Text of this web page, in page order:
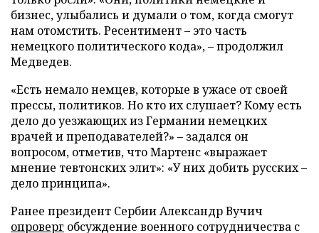
бизнес, улыбались и думали о том, когда смогут
нам отомстить. Ресентимент – это часть
немецкого политического кода», – продолжил
Медведев.
«Есть немало немцев, которые в ужасе от своей
прессы, политиков. Но кто их слушает? Кому есть
дело до уезжающих из Германии немецких
врачей и преподавателей?» – задался он
вопросом, отметив, что Мартенс «выражает
мнение тевтонских элит»: «У них добить русских –
дело принципа».
Ранее президент Сербии Александр Вучич
опроверг обсуждение военного сотрудничества с